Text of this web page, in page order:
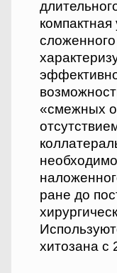
компактная
«смежных
ране до
хитозана с